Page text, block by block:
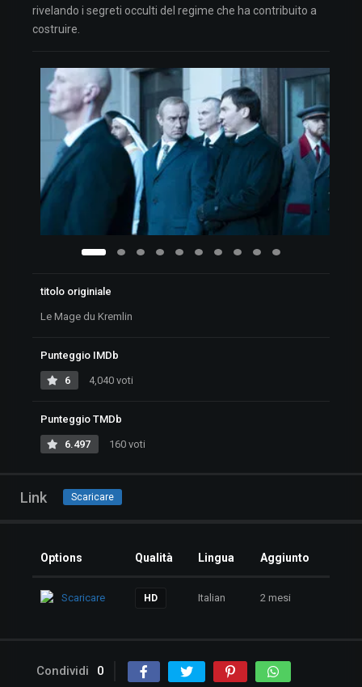
rivelando i segreti occulti del regime che ha contribuito a
costruire.
titolo originiale
Le Mage du Kremlin
Punteggio IMDb
6 4,040 voti
Punteggio TMDb
6.497 160 voti
Link Scaricare
Options Qualità Lingua Aggiunto
Scaricare HD Italian 2 mesi
Condividi 0